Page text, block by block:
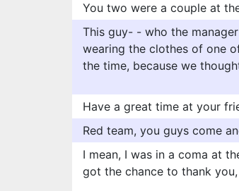
You two were a couple at
This guy- - who the
wearing the clothes of one
the time, because we
Have a great time at your
Red team, you guys come
I mean, I was in a coma at
got the chance to thank